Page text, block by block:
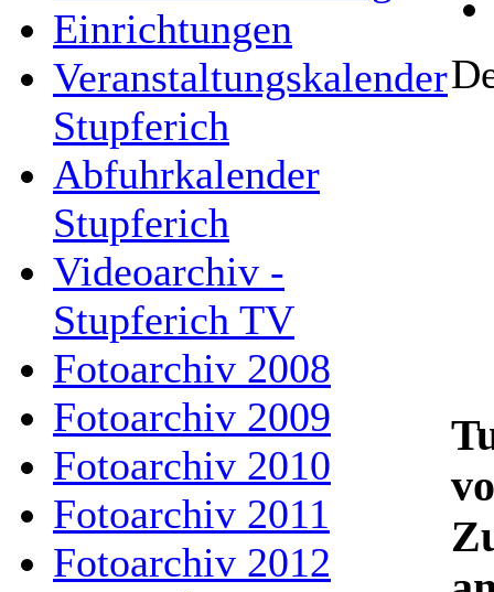
Einrichtungen
Veranstaltungskalender
Stupferich
Abfuhrkalender
Stupferich
Videoarchiv -
Stupferich TV
Fotoarchiv 2008
Fotoarchiv 2009
Fotoarchiv 2010
Fotoarchiv 2011
Fotoarchiv 2012